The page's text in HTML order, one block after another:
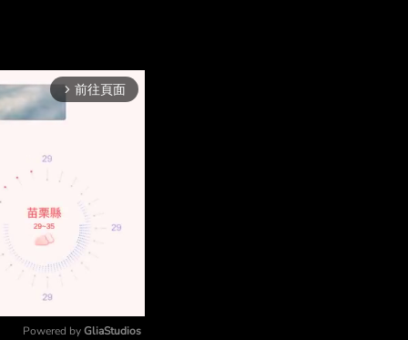
arrow_forward_ios 前往頁面
Powered by GliaStudios